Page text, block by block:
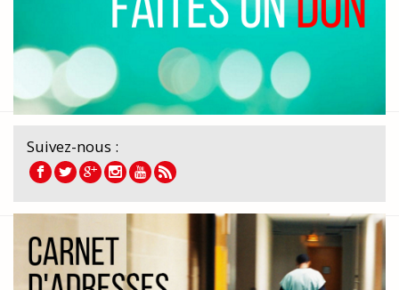
Suivez-nous :